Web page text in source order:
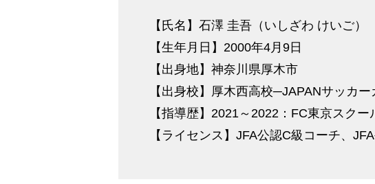
【氏名】石澤 圭吾（いしざわ けいご）
【生年月日】2000年4月9日
【出身地】神奈川県厚木市
【出身校】厚木西高校─JAPANサッカー
【指導歴】2021～2022：FC東京スクー
【ライセンス】JFA公認C級コーチ、